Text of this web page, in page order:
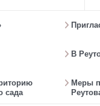
В
сада
Меры